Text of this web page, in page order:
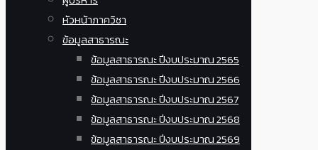
หัวหน้าภาควิชา
ข้อมูลสาธารณะ
ข้อมูลสาธารณะ ปีงบประมาณ 2565
ข้อมูลสาธารณะ ปีงบประมาณ 2566
ข้อมูลสาธารณะ ปีงบประมาณ 2567
ข้อมูลสาธารณะ ปีงบประมาณ 2568
ข้อมูลสาธารณะ ปีงบประมาณ 2569